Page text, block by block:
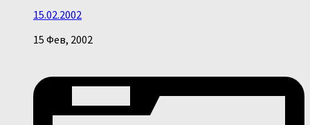
15.02.2002
15 Фев, 2002